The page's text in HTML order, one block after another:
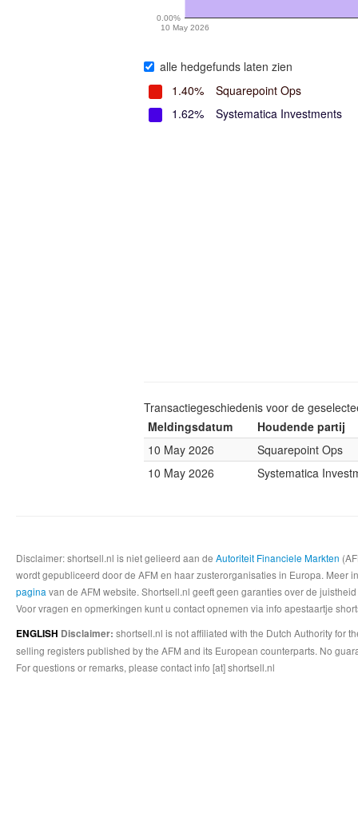
10 May 2026
0.00%
alle hedgefunds laten zien
1.40%
Squarepoint Ops
1.62%
Systematica Investments
Transactiegeschiedenis voor de
Meldingsdatum
Houdende partij
10 May 2026
Squarepoint Ops
10 May 2026
Systematica
Disclaimer: shortsell.nl is niet gelieerd aan de Autoriteit Financiele Markten
wordt gepubliceerd door de AFM en haar zusterorganisaties in Europa.
pagina van de AFM website. Shortsell.nl geeft geen garanties over de
Voor vragen en opmerkingen kunt u contact opnemen via info apestaartje
ENGLISH Disclaimer: shortsell.nl is not affiliated with the Dutch Authority for
selling registers published by the AFM and its European counterparts. No
For questions or remarks, please contact info [at] shortsell.nl